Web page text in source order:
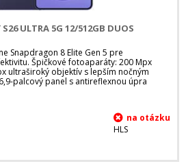
ULTRA 5G 12/512GB DUOS
Snapdragon 8 Elite Gen 5 pre
Špičkové fotoaparáty: 200 Mpx
ultraširoký objektív s lepším nočným
palcový panel s antireflexnou úpra
HLS